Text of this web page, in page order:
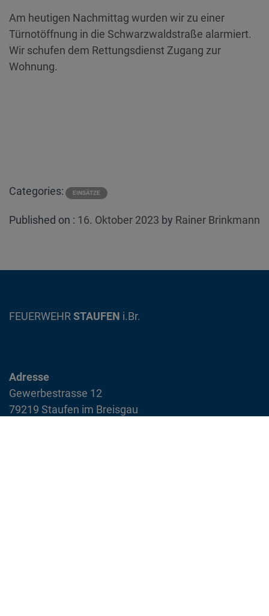
Am heutigen Nachmittag wurden wir zu einer
Türnotöffnung in die Schwarzwaldstraße alarmiert.
Wir schufen dem Rettungsdienst Zugang zur
Wohnung.
Categories: EINSÄTZE
Published on : Posted
16. Oktober 2023 by Rainer Brinkmann
FEUERWEHRSTAUFEN i.Br.
Adresse
Gewerbestrasse 12
79219 Staufen im Breisgau